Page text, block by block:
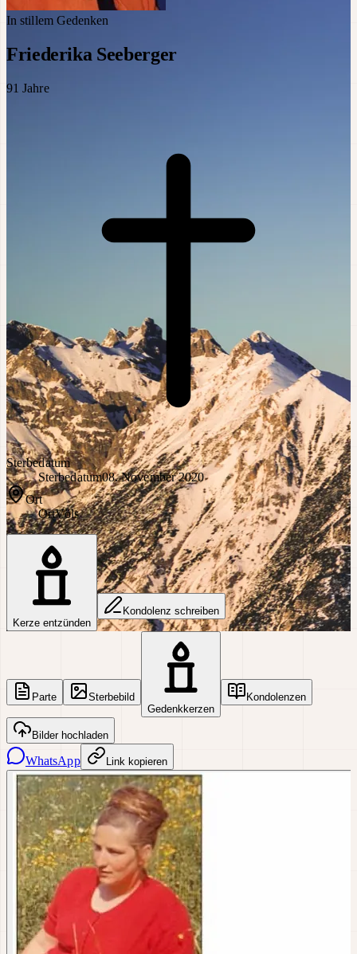
In stillem Gedenken
Friederika Seeberger
91 Jahre
Sterbedatum
Sterbedatum08. November 2020
Ort
OrtVöls
Kerze entzünden
Kondolenz schreiben
Parte
Sterbebild
Gedenkkerzen
Kondolenzen
Bilder hochladen
WhatsApp Link kopieren